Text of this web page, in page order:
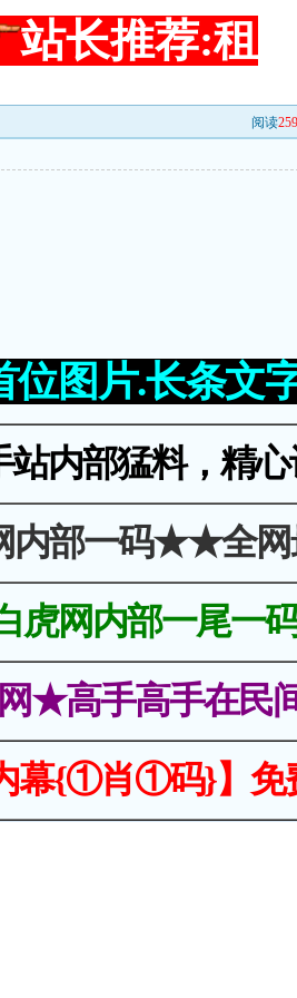
站长推荐:租
阅读
位图片.长条文
站内部猛料，精
内部一码★★全网
虎网内部一尾一
★高手高手在民
幕{①肖①码}】免